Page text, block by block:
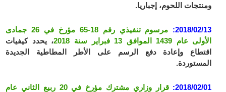
ومنتجات اللحوم، إجباريا.
2018/02/13:
مرسوم تنفيذي رقم 18-65 مؤرخ في 26 جمادى
الأولى عام 1439 الموافق 13 فبراير سنة 2018
، يحدد كيفيات
اقتطاع وإعادة دفع الرسم على الأطر المطاطية الجديدة
المستوردة.
2018/02/01:
قرار وزاري مشترك مؤرخ في 20 ربيع الثاني عام